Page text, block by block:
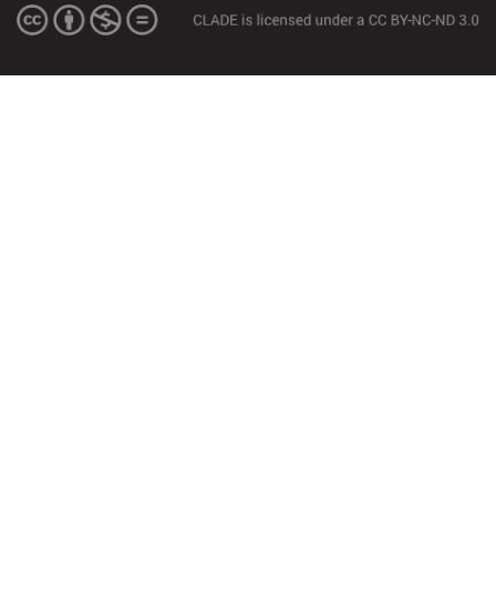
LA DECLARACIÓN REGIONAL
noviembre 8th, 2024